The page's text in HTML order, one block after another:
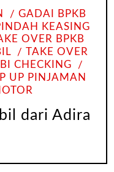
GADAI BPKB
KEASING
OVER BPKB
TAKE OVER
BI CHECKING
UP PINJAMAN
dari Adira